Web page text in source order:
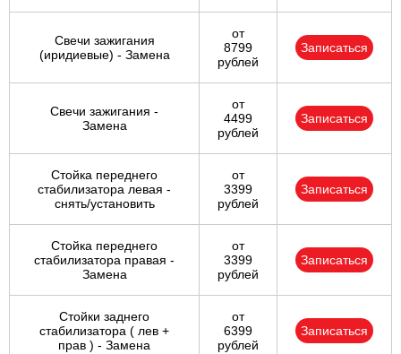
Свечи зажигания
(иридиевые) - Замена
от
8799
рублей
Записаться
Свечи зажигания -
Замена
от
4499
рублей
Записаться
Стойка переднего
стабилизатора левая -
снять/установить
от
3399
рублей
Записаться
Стойка переднего
стабилизатора правая -
Замена
от
3399
рублей
Записаться
Стойки заднего
стабилизатора ( лев +
прав ) - Замена
от
6399
рублей
Записаться